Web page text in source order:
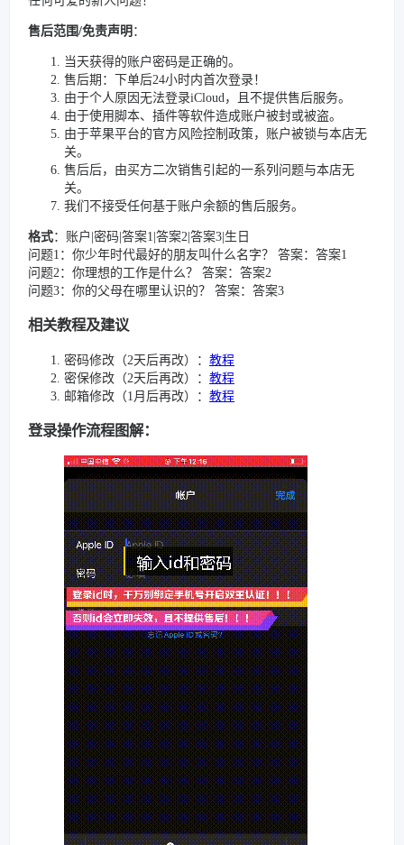
售后范围/免责声明 ：
当天获得的账户密码是正确的。
售后期：下单后24小时内首次登录！
由于个人原因无法登录iCloud，且不提供售后服务。
由于使用脚本、插件等软件造成账户被封或被盗。
由于苹果平台的官方风险控制政策，账户被锁与本店无
关。
售后后，由买方二次销售引起的一系列问题与本店无
关。
我们不接受任何基于账户余额的售后服务。
格式：账户|密码|答案1|答案2|答案3|生日
问题1：你少年时代最好的朋友叫什么名字？ 答案：答案1
问题2：你理想的工作是什么？ 答案：答案2
问题3：你的父母在哪里认识的？ 答案：答案3
相关教程及建议
密码修改（2天后再改）： 教程
密保修改（2天后再改）： 教程
邮箱修改（1月后再改）： 教程
登录操作流程图解：